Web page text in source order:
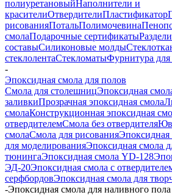
полиуретановыйНаполнители и
красителиОтвердителиПластификатор
рисованияПотальПолимочевина
смолаПодарочные сертификаты
составыСиликоновые молды
стеклолентаСтекломатыФурнитура
-
Эпоксидная смола для полов
Смола для столешницЭпоксидная
заливкиПрозрачная эпоксидная смола
смолаКонструкционная эпоксидная
отвердителемСмола без отвердителя
смолаСмола для рисованияЭпоксидная
для моделированияЭпоксидная смола
тюнингаЭпоксидная смола YD-128
ЭД-20Эпоксидная смола с
серфбордовЭпоксидная смола для
-Эпоксидная смола для наливного